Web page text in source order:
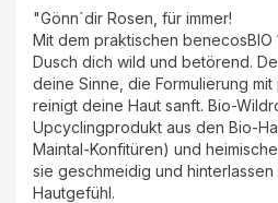
"Gönn´dir Rosen, für immer!
Mit dem praktischen benecosBIO
Dusch dich wild und betörend.
deine Sinne, die Formulierung
reinigt deine Haut sanft. Bio-
Upcyclingprodukt aus den Bio-
Maintal-Konfitüren) und
sie geschmeidig und
Hautgefühl.